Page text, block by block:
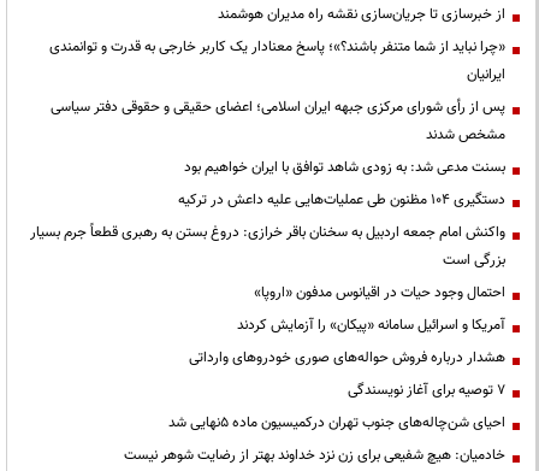
از خبرسازی تا جریان‌سازی نقشه راه مدیران هوشمند
«چرا نباید از شما متنفر باشند؟»؛ پاسخ معنادار یک کاربر خارجی به قدرت و توانمندی
ایرانیان
پس از رأی شورای مرکزی جبهه ایران اسلامی؛ اعضای حقیقی و حقوقی دفتر سیاسی
مشخص شدند
بسنت مدعی شد: به زودی شاهد توافق با ایران خواهیم بود
دستگیری ۱۰۴ مظنون طی عملیات‌هایی علیه داعش در ترکیه
واکنش امام جمعه اردبیل به سخنان باقر خرازی: دروغ بستن به رهبری قطعاً جرم بسیار
بزرگی است
احتمال وجود حیات در اقیانوس مدفون «اروپا»
آمریکا و اسرائیل سامانه «پیکان» را آزمایش کردند
هشدار درباره فروش حواله‌های صوری خودروهای وارداتی
۷ توصیه برای آغاز نویسندگی
احیای شن‌چاله‌های جنوب تهران درکمیسیون ماده ۵نهایی شد
خادمیان: هیچ شفیعی برای زن نزد خداوند بهتر از رضایت شوهر نیست